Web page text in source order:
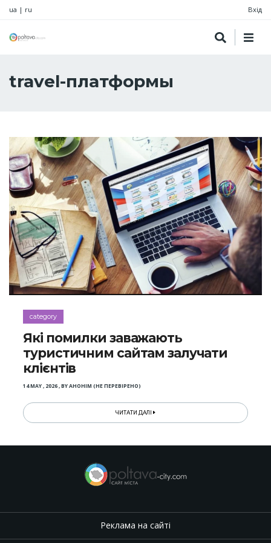
ua | ru Вхід
travel-платформы
category
Які помилки заважають
туристичним сайтам залучати
клієнтів
14 MAY , 2026,BYАНОНІМ (НЕ ПЕРЕВІРЕНО)
ЧИТАТИ ДАЛІ
Реклама на сайті